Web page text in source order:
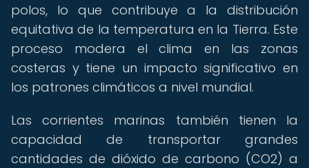
polos, lo que contribuye a la distribución
equitativa de la temperatura en la Tierra. Este
proceso modera el clima en las zonas
costeras y tiene un impacto significativo en
los patrones climáticos a nivel mundial.
Las corrientes marinas también tienen la
capacidad de transportar grandes
cantidades de dióxido de carbono (CO2) a